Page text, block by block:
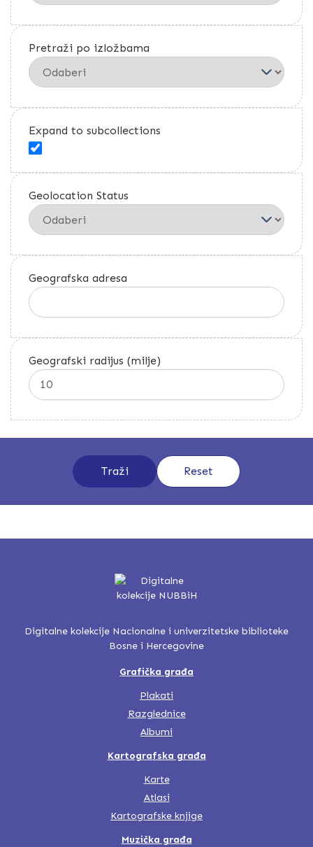
Pretraži po izložbama
Expand to subcollections
Geolocation Status
Geografska adresa
Geografski radijus (milje)
Digitalne kolekcije Nacionalne i univerzitetske biblioteke
Bosne i Hercegovine
Grafička građa
Plakati
Razglednice
Albumi
Kartografska građa
Karte
Atlasi
Kartografske knjige
Muzička građa